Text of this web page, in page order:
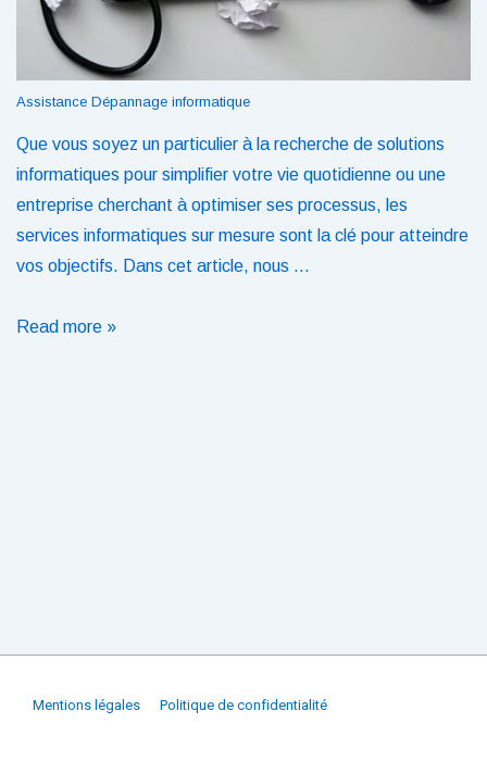
Assistance Dépannage informatique
Que vous soyez un particulier à la recherche de solutions
informatiques pour simplifier votre vie quotidienne ou une
entreprise cherchant à optimiser ses processus, les
services informatiques sur mesure sont la clé pour atteindre
vos objectifs. Dans cet article, nous …
Révolutionnez
Read more »
Menu
Mentions légales Politique de confidentialité